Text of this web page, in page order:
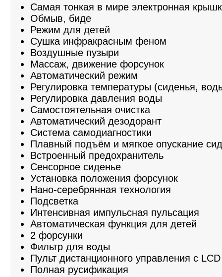
Самая тонкая в мире электронная
Обмыв, биде
Режим для детей
Сушка инфракрасным феном
Воздушные пузыри
Массаж, движение форсунок
Автоматический режим
Регулировка температуры (сиденья,
Регулировка давления воды
Самостоятельная очистка
Автоматический дезодорант
Система самодиагностики
Плавный подъём и мягкое опускание
Встроенный предохранитель
Сенсорное сиденье
Установка положения форсунок
Нано-серебрянная технология
Подсветка
Интенсивная импульсная пульсация
Автоматическая функция для детей
2 форсунки
Фильтр для воды
Пульт дистанционного управления с LCD
Полная русификация